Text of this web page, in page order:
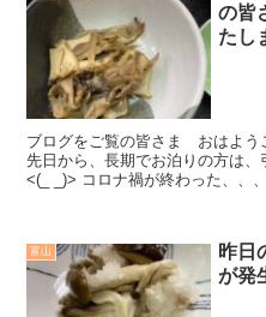
の皆
たし
ブログをご覧の皆さま おはようございます。 6
先日から、長期でお泊りの方は
<(_ _)> コロナ禍が終わった
富山
昨日
が発